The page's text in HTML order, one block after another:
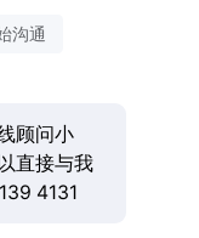
沟通
顾问小
直接与我
4131